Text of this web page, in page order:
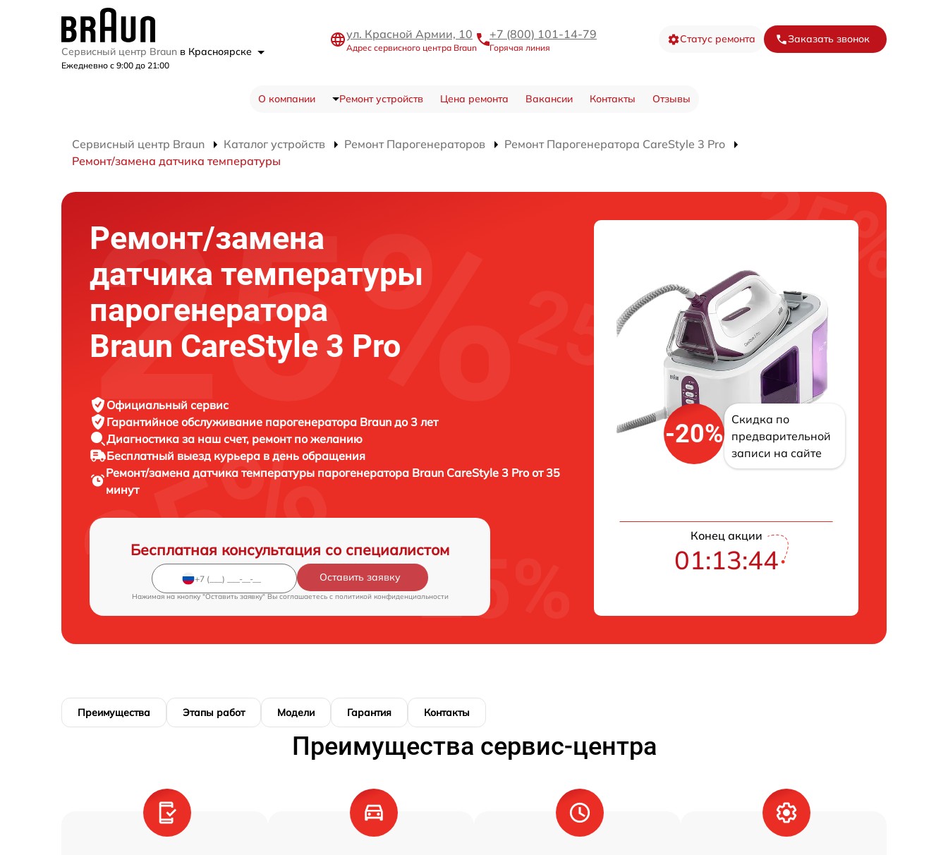
Сервисный центр Braun в Красноярске
Ежедневно с 9:00 до 21:00
ул. Красной Армии, 10
Адрес сервисного центра Braun
+7 (800) 101-14-79
Горячая линия
Статус ремонта Заказать звонок
О компании Ремонт устройств Цена ремонта Вакансии Контакты Отзывы
Сервисный центр Braun Каталог устройств Ремонт Парогенераторов
Ремонт Парогенератора CareStyle 3 Pro
Ремонт/замена датчика температуры
Ремонт/замена
датчика температуры
парогенератора
Braun CareStyle 3 Pro
Официальный сервис
Гарантийное обслуживание парогенератора Braun до 3 лет
Диагностика за наш счет, ремонт по желанию
Бесплатный выезд курьера в день обращения
Ремонт/замена датчика температуры парогенератора Braun CareStyle 3 Pro от 35
минут
Бесплатная консультация со специалистом
Оставить заявку
Нажимая на кнопку "Оставить заявку" Вы соглашаетесь c политикой конфиденциальности
-20%
Скидка по
предварительной
записи на сайте
Конец акции
01:13:43
Преимущества Этапы работ Модели Гарантия Контакты
Преимущества сервис-центра